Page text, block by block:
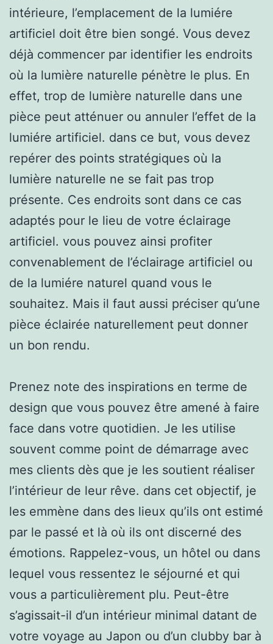
intérieure, l’emplacement de la lumiére
artificiel doit être bien songé. Vous devez
déjà commencer par identifier les endroits
où la lumière naturelle pénètre le plus. En
effet, trop de lumière naturelle dans une
pièce peut atténuer ou annuler l’effet de la
lumiére artificiel. dans ce but, vous devez
repérer des points stratégiques où la
lumière naturelle ne se fait pas trop
présente. Ces endroits sont dans ce cas
adaptés pour le lieu de votre éclairage
artificiel. vous pouvez ainsi profiter
convenablement de l’éclairage artificiel ou
de la lumiére naturel quand vous le
souhaitez. Mais il faut aussi préciser qu’une
pièce éclairée naturellement peut donner
un bon rendu.
Prenez note des inspirations en terme de
design que vous pouvez être amené à faire
face dans votre quotidien. Je les utilise
souvent comme point de démarrage avec
mes clients dès que je les soutient réaliser
l’intérieur de leur rêve. dans cet objectif, je
les emmène dans des lieux qu’ils ont estimé
par le passé et là où ils ont discerné des
émotions. Rappelez-vous, un hôtel ou dans
lequel vous ressentez le séjourné et qui
vous a particulièrement plu. Peut-être
s’agissait-il d’un intérieur minimal datant de
votre voyage au Japon ou d’un clubby bar à